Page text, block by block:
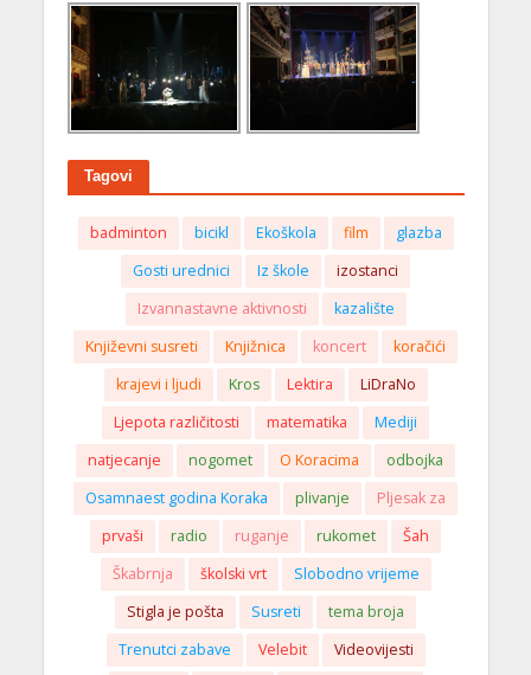
Tagovi
badminton bicikl Ekoškola film
glazba
Gosti urednici
Iz škole
izostanci
Izvannastavne aktivnosti
kazalište
Književni susreti
Knjižnica koncert
koračići
krajevi i ljudi
Kros Lektira
LiDraNo
Ljepota različitosti
matematika
Mediji
natjecanje
nogomet O Koracima
odbojka
Osamnaest godina Koraka
plivanje
Pljesak za
prvaši
radio ruganje rukomet
Šah
Škabrnja
školski vrt
Slobodno vrijeme
Stigla je pošta
Susreti
tema broja
Trenutci zabave
Velebit Videovijesti